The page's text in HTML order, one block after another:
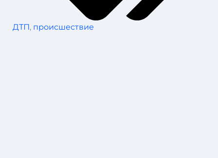
ДТП, происшествие